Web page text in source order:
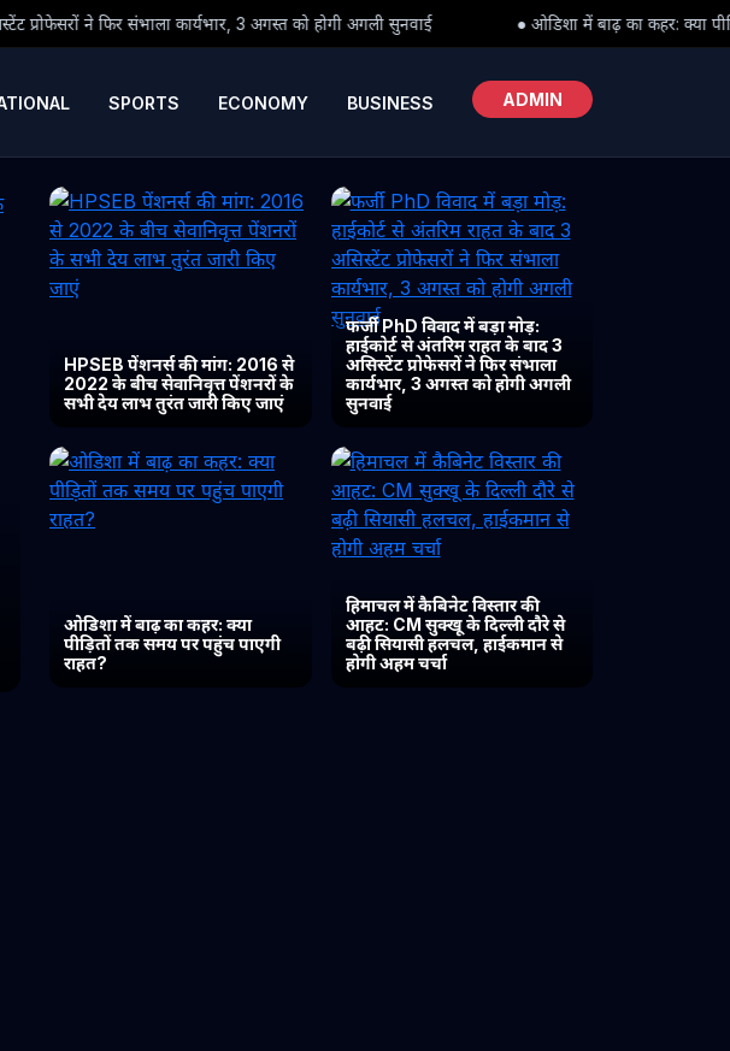
कार्यभार, 3 अगस्त को होगी अगली सुनवाई ● ओडिशा में बाढ़ का कहर: क्या पीड़ितों तक समय पर पहुंच
SPORTS ECONOMY BUSINESS ADMIN
HPSEB पेंशनर्स की मांग: 2016 से
2022 के बीच सेवानिवृत्त पेंशनरों के
सभी देय लाभ तुरंत जारी किए जाएं
फर्जी PhD विवाद में बड़ा मोड़:
हाईकोर्ट से अंतरिम राहत के बाद 3
असिस्टेंट प्रोफेसरों ने फिर संभाला
कार्यभार, 3 अगस्त को होगी अगली
सुनवाई
ओडिशा में बाढ़ का कहर: क्या
पीड़ितों तक समय पर पहुंच पाएगी
राहत?
हिमाचल में कैबिनेट विस्तार की
आहट: CM सुक्खू के दिल्ली दौरे से
बढ़ी सियासी हलचल, हाईकमान से
होगी अहम चर्चा